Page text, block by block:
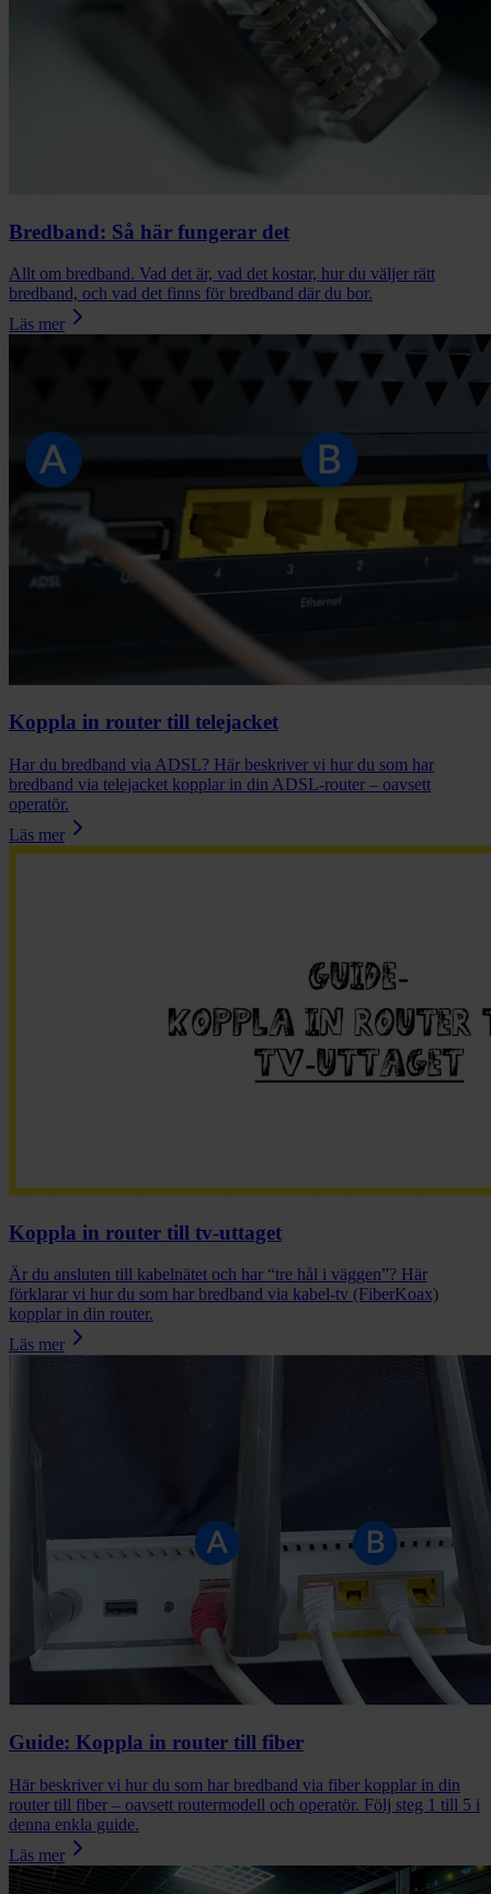
Bredband: Så här fungerar det
Allt om bredband. Vad det är, vad det kostar, hur du väljer rätt
bredband, och vad det finns för bredband där du bor.
Läs mer
Koppla in router till telejacket
Har du bredband via ADSL? Här beskriver vi hur du som har
bredband via telejacket kopplar in din ADSL-router – oavsett
operatör.
Läs mer
Koppla in router till tv-uttaget
Är du ansluten till kabelnätet och har “tre hål i väggen”? Här
förklarar vi hur du som har bredband via kabel-tv (FiberKoax)
kopplar in din router.
Läs mer
Guide: Koppla in router till fiber
Här beskriver vi hur du som har bredband via fiber kopplar in din
router till fiber – oavsett routermodell och operatör. Följ steg 1 till 5 i
denna enkla guide.
Läs mer